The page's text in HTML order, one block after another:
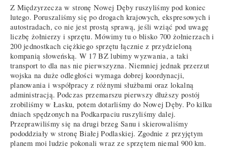
Z Międzyrzecza w stronę Nowej Dęby ruszyliśmy pod koniec
lutego. Poruszaliśmy się po drogach krajowych, ekspresowych i
autostradach, co nie jest prostą sprawą, jeśli wziąć pod uwagę
liczbę żołnierzy i sprzętu. Mówimy tu o blisko 700 żołnierzach i
200 jednostkach ciężkiego sprzętu łącznie z przydzieloną
kompanią słoweńską. W 17 BZ lubimy wyzwania, a taki
transport to dla nas nie pierwszyzna. Niemniej jednak przerzut
wojska na duże odległości wymaga dobrej koordynacji,
planowania i współpracy z różnymi służbami oraz lokalną
administracją. Podczas przemarszu pierwszy dłuższy postój
zrobiliśmy w Łasku, potem dotarliśmy do Nowej Dęby. Po kilku
dniach spędzonych na Podkarpaciu ruszyliśmy dalej.
Przeprawiliśmy się na drugi brzeg Sanu i skierowaliśmy
pododdziały w stronę Białej Podlaskiej. Zgodnie z przyjętym
planem moi ludzie pokonali wraz ze sprzętem niemal 900 km.